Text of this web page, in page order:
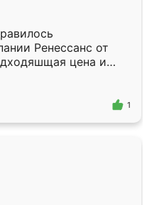
Ренессанс от
цена и
Приехавший
Владислав
самый
1